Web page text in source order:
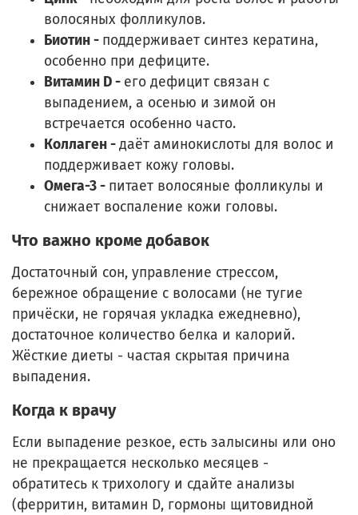
волосяных фолликулов.
Биотин - поддерживает синтез кератина,
особенно при дефиците.
Витамин D - его дефицит связан с
выпадением, а осенью и зимой он
встречается особенно часто.
Коллаген -даёт аминокислоты для волос и
поддерживает кожу головы.
Омега-3 - питает волосяные фолликулы и
снижает воспаление кожи головы.
Что важно кроме добавок
Достаточный сон, управление стрессом,
бережное обращение с волосами (не тугие
причёски, не горячая укладка ежедневно),
достаточное количество белка и калорий.
Жёсткие диеты - частая скрытая причина
выпадения.
Когда к врачу
Если выпадение резкое, есть залысины или оно
не прекращается несколько месяцев -
обратитесь к трихологу и сдайте анализы
(ферритин, витамин D, гормоны щитовидной